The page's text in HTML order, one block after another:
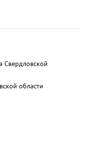
Свердловской
области